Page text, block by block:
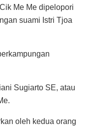
Me Me dipelopori
suami Istri Tjoa
Sugiarto SE, atau
oleh kedua orang